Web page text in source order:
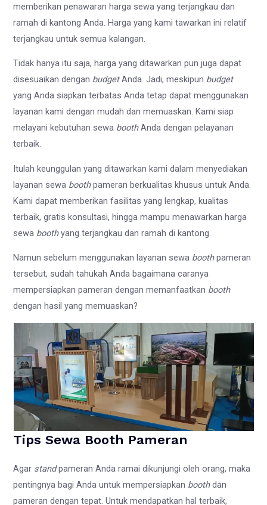
memberikan penawaran harga sewa yang terjangkau dan
ramah di kantong Anda. Harga yang kami tawarkan ini relatif
terjangkau untuk semua kalangan.
Tidak hanya itu saja, harga yang ditawarkan pun juga dapat
disesuaikan dengan budgetAnda. Jadi, meskipun budget
yang Anda siapkan terbatas Anda tetap dapat menggunakan
layanan kami dengan mudah dan memuaskan. Kami siap
melayani kebutuhan sewa boothAnda dengan pelayanan
terbaik.
Itulah keunggulan yang ditawarkan kami dalam menyediakan
layanan sewa boothpameran berkualitas khusus untuk Anda.
Kami dapat memberikan fasilitas yang lengkap, kualitas
terbaik, gratis konsultasi, hingga mampu menawarkan harga
sewa boothyang terjangkau dan ramah di kantong.
Namun sebelum menggunakan layanan sewa boothpameran
tersebut, sudah tahukah Anda bagaimana caranya
mempersiapkan pameran dengan memanfaatkan booth
dengan hasil yang memuaskan?
Tips Sewa Booth Pameran
Agar standpameran Anda ramai dikunjungi oleh orang, maka
pentingnya bagi Anda untuk mempersiapkan boothdan
pameran dengan tepat. Untuk mendapatkan hal terbaik,